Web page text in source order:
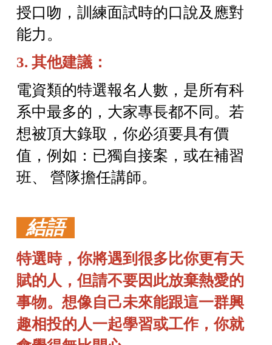
授口吻，訓練面試時的口說及應對
能力。
3. 其他建議：
電資類的特選報名人數，是所有科
系中最多的，大家專長都不同。若
想被頂大錄取，你必須要具有價
值，例如：已獨自接案，或在補習
班、 營隊擔任講師。
結語
特選時，你將遇到很多比你更有天
賦的人，但請不要因此放棄熱愛的
事物。想像自己未來能跟這一群興
趣相投的人一起學習或工作，你就